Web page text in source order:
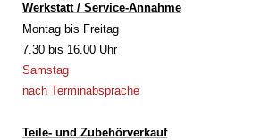
Werkstatt / Service-Annahme
Montag bis Freitag
7.30 bis 16.00 Uhr
Samstag
nach Terminabsprache
Teile- und Zubehörverkauf